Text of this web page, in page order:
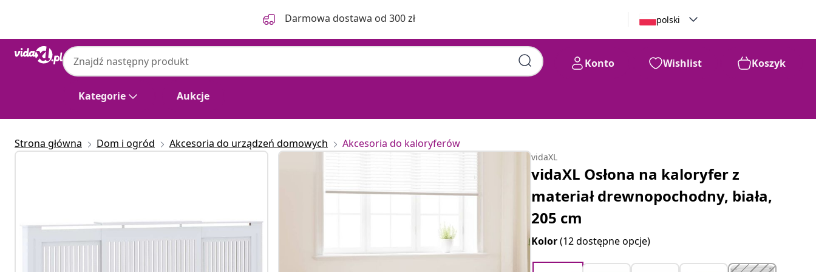
Darmowa dostawa od 300 zł polski
Kategorie Aukcje
Konto Wishlist Koszyk
Strona główna Dom i ogród Akcesoria do urządzeń domowych Akcesoria do kaloryferów
vidaXL
vidaXL Osłona na kaloryfer z
materiał drewnopochodny, biała,
205 cm
Kolor(12 dostępne opcje)